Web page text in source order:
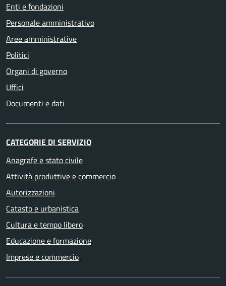
Enti e fondazioni
Personale amministrativo
Aree amministrative
Politici
Organi di governo
Uffici
Documenti e dati
CATEGORIE DI SERVIZIO
Anagrafe e stato civile
Attività produttive e commercio
Autorizzazioni
Catasto e urbanistica
Cultura e tempo libero
Educazione e formazione
Imprese e commercio